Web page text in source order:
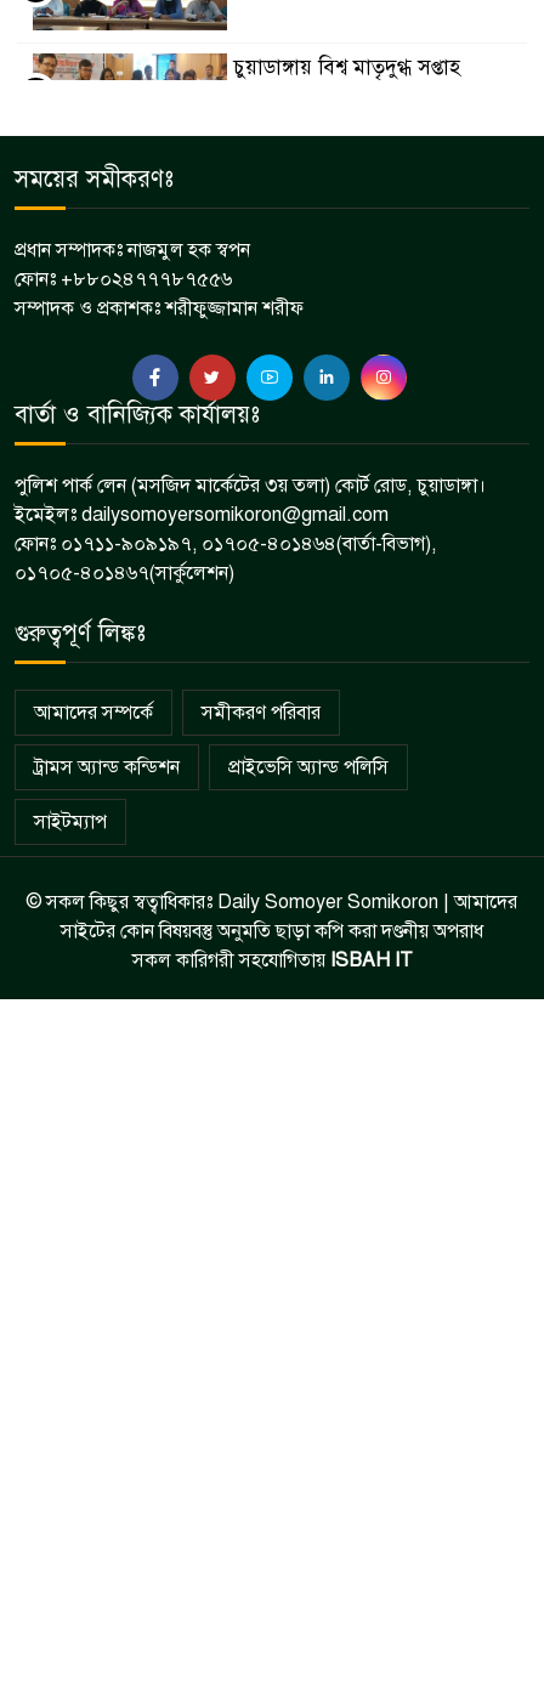
চুয়াডাঙ্গায় বিশ্ব মাতৃদুগ্ধ সপ্তাহ
ইউনিয়নের মাসিক সভা অনুষ্ঠিত
হলেন মশিউর রহমান
৭
দামুড়হুদায় বিভিন্ন মামলার ৫ আসামি
গ্রেপ্তার
৮
সময়ের সমীকরণঃ
প্রধান সম্পাদকঃ নাজমুল হক স্বপন
ফোনঃ +৮৮০২৪৭৭৭৮৭৫৫৬
সম্পাদক ও প্রকাশকঃ শরীফুজ্জামান শরীফ
বার্তা ও বানিজ্যিক কার্যালয়ঃ
পুলিশ পার্ক লেন (মসজিদ মার্কেটের ৩য় তলা) কোর্ট রোড, চুয়াডাঙ্গা।
ইমেইলঃ dailysomoyersomikoron@gmail.com
ফোনঃ ০১৭১১-৯০৯১৯৭, ০১৭০৫-৪০১৪৬৪(বার্তা-বিভাগ),
০১৭০৫-৪০১৪৬৭(সার্কুলেশন)
গুরুত্বপূর্ণ লিঙ্কঃ
আমাদের সম্পর্কে সমীকরণ পরিবার
ট্রামস অ্যান্ড কন্ডিশন প্রাইভেসি অ্যান্ড পলিসি
সাইটম্যাপ
© সকল কিছুর স্বত্বাধিকারঃ Daily Somoyer Somikoron | আমাদের
সাইটের কোন বিষয়বস্তু অনুমতি ছাড়া কপি করা দণ্ডনীয় অপরাধ
সকল কারিগরী সহযোগিতায় ISBAH IT